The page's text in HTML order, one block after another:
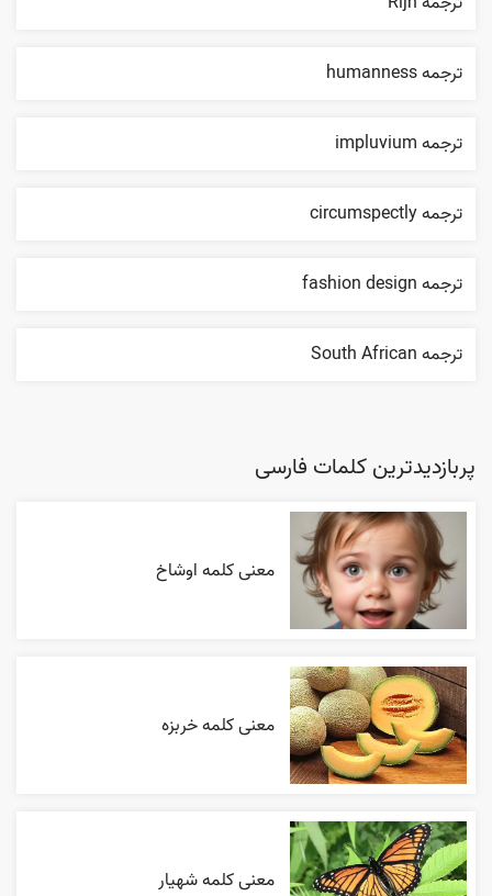
ترجمه humanness
ترجمه impluvium
ترجمه circumspectly
ترجمه fashion design
ترجمه South African
پربازدیدترین کلمات فارسی
معنی کلمه اوشاخ
معنی کلمه خربزه
معنی کلمه شهیار